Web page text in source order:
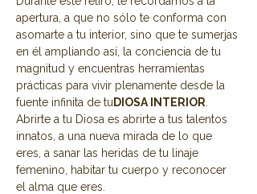
apertura, a que no sólo te conforma con
asomarte a tu interior, sino que te sumerjas
en él ampliando así, la conciencia de tu
magnitud y encuentras herramientas
prácticas para vivir plenamente desde la
fuente infinita de tu DIOSA INTERIOR
Abrirte a tu Diosa es abrirte a tus talentos
innatos, a una nueva mirada de lo que
eres, a sanar las heridas de tu linaje
femenino, habitar tu cuerpo y reconocer
el alma que eres.